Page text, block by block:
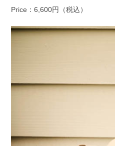
Price：6,600円（税込）